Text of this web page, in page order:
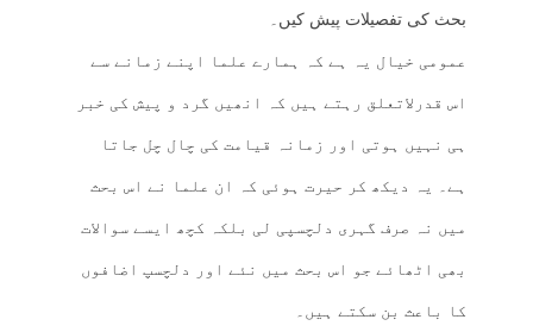
بحث کی تفصیلات پیش کیں۔
عمومی خیال یہ ہے کہ ہمارے علما اپنے زمانے سے
اس قدرلاتعلق رہتے ہیں کہ انھیں گرد و پیش کی خبر
ہی نہیں ہوتی اور زمانہ قیامت کی چال چل جاتا
ہے۔ یہ دیکھ کر حیرت ہوئی کہ ان علما نے اس بحث
میں نہ صرف گہری دلچسپی لی بلکہ کچھ ایسے سوالات
بھی اٹھائے جو اس بحث میں نئے اور دلچسپ اضافوں
کا باعث بن سکتے ہیں۔